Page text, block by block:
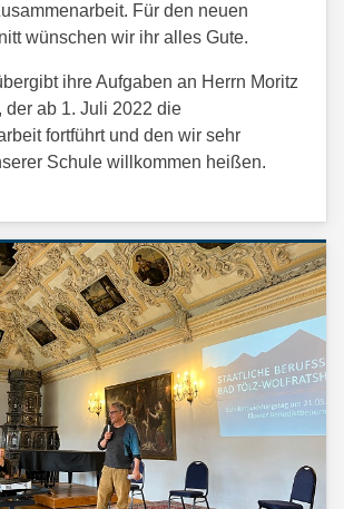
Für den neuen
wünschen wir ihr alles Gute.
ihre Aufgaben an Herrn Moritz
der ab 1. Juli 2022 die
fortführt und den wir sehr
Schule willkommen heißen.